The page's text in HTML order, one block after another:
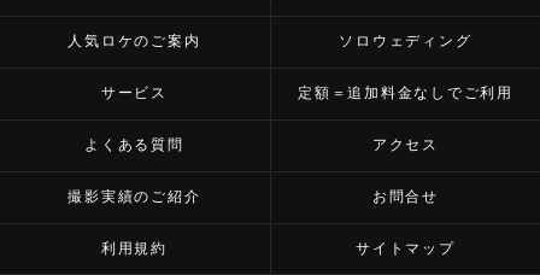
人気ロケのご案内 ソロウェディング
サービス 定額＝追加料金なしでご利用
よくある質問 アクセス
撮影実績のご紹介 お問合せ
利用規約 サイトマップ